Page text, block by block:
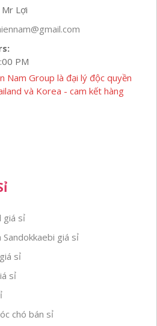
Lợi
PM
Nam Group là đại lý độc quyền
và Korea - cam kết hàng
giá sỉ
giá sỉ
sỉ
sỉ
chó bán sỉ